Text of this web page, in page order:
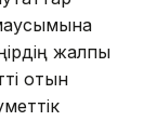
жалпы
отын